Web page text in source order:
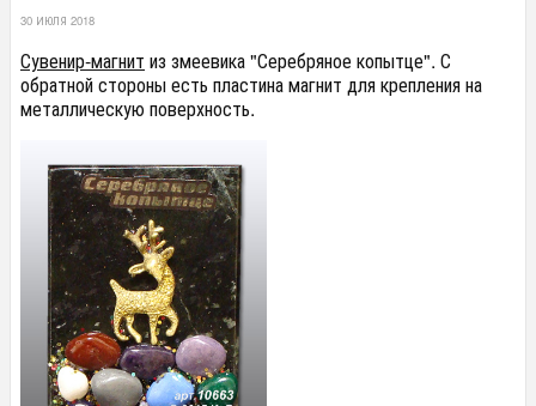
30 ИЮЛЯ 2018
Сувенир-магнит из змеевика "Серебряное копытце". С
обратной стороны есть пластина магнит для крепления на
металлическую поверхность.